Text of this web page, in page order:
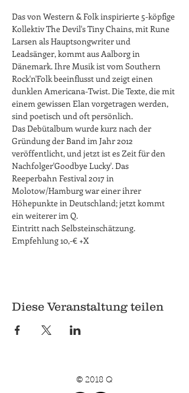
Das von Western & Folk inspirierte 5-köpfige
Kollektiv The Devil's Tiny Chains, mit Rune
Larsen als Hauptsongwriter und
Leadsänger, kommt aus Aalborg in
Dänemark. Ihre Musik ist vom Southern
Rock'n'Folk beeinflusst und zeigt einen
dunklen Americana-Twist. Die Texte, die mit
einem gewissen Elan vorgetragen werden,
sind poetisch und oft persönlich.
Das Debütalbum wurde kurz nach der
Gründung der Band im Jahr 2012
veröffentlicht, und jetzt ist es Zeit für den
Nachfolger'Goodbye Lucky'. Das
Reeperbahn Festival 2017 in
Molotow/Hamburg war einer ihrer
Höhepunkte in Deutschland; jetzt kommt
ein weiterer im Q.
Eintritt nach Selbsteinschätzung.
Empfehlung 10,-€ +X
Diese Veranstaltung teilen
© 2018 Q